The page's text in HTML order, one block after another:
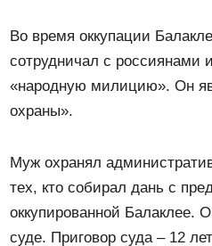
Во время оккупации
сотрудничал с россиянами
«народную милицию». Он
охраны».
Муж охранял
тех, кто собирал дань с
оккупированной Балаклее.
суде. Приговор суда – 12